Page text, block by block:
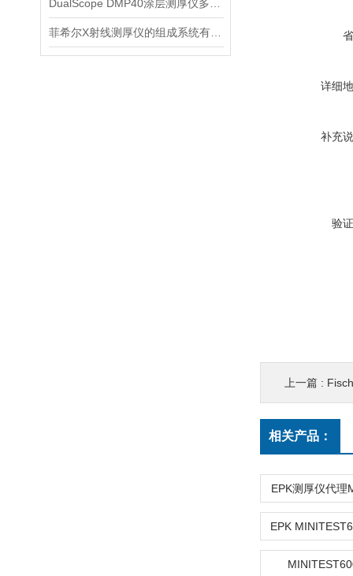
详细
补充
验
上一篇 :
相关产品：
EPK测厚仪代理